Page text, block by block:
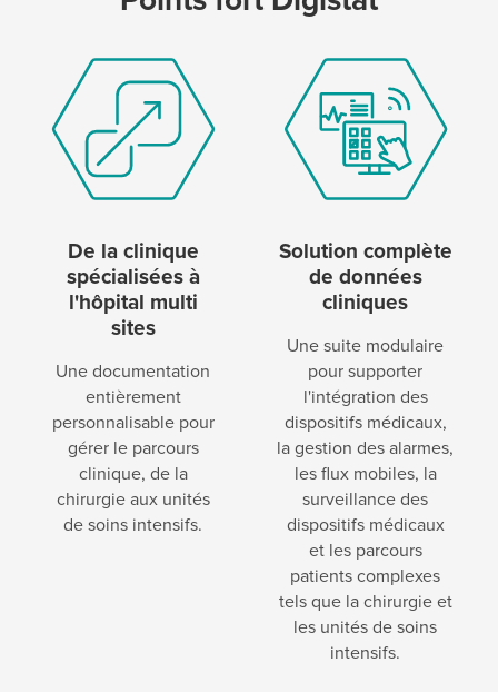
De la clinique
spécialisées à
l'hôpital multi
sites
Une documentation
entièrement
personnalisable pour
gérer le parcours
clinique, de la
chirurgie aux unités
de soins intensifs.
Solution complète
de données
cliniques
Une suite modulaire
pour supporter
l'intégration des
dispositifs médicaux,
la gestion des alarmes,
les flux mobiles, la
surveillance des
dispositifs médicaux
et les parcours
patients complexes
tels que la chirurgie et
les unités de soins
intensifs.